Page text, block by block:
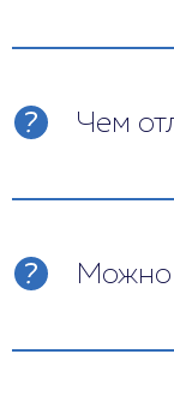
Чем
При
Можно
Можно.